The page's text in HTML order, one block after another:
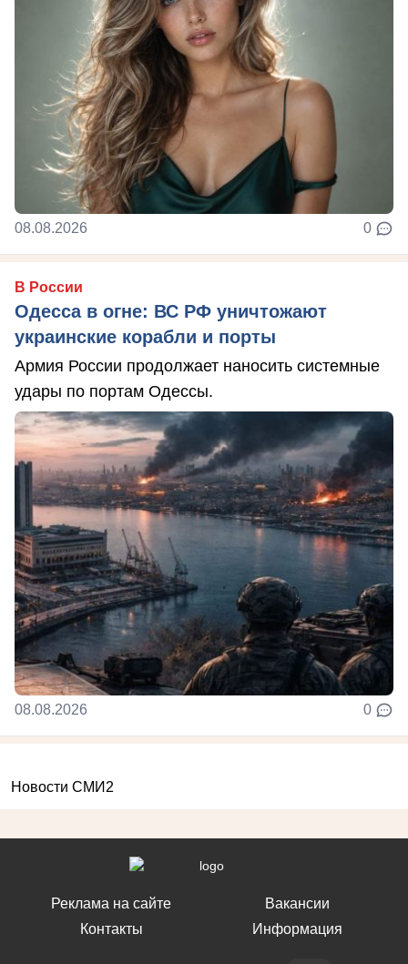
08.08.2026 0
В России
Одесса в огне: ВС РФ уничтожают
украинские корабли и порты
Армия России продолжает наносить системные
удары по портам Одессы.
08.08.2026 0
Новости СМИ2
Реклама на сайте
Контакты
Вакансии
Информация